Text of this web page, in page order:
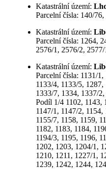
Katastrální území:
Parcelní čísla: 140/
Katastrální území:
Parcelní čísla: 1264,
2576/1, 2576/2,
Katastrální území:
Parcelní čísla: 1131/
1133/4, 1133/5,
1333/7, 1334, 1337/
Podíl 1/4 1102, 1143,
1147/1, 1147/2,
1155/7, 1158, 1159,
1182, 1183, 1184,
1194/3, 1195, 1196,
1202, 1203, 1204/1,
1210, 1211, 1227/1,
1239, 1242, 1244,